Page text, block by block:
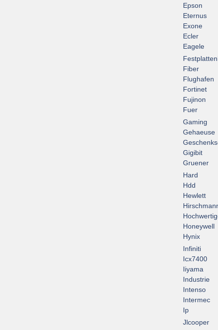
Epson
Eternus
Exone
Ecler
Eagele
Fiber
Flughafen
Fortinet
Fujinon
Fuer
Gaming
Gehaeuse
Gigibit
Gruener
Hard
Hdd
Hewlett
Honeywell
Hynix
Infiniti
Icx7400
Iiyama
Industrie
Intenso
Intermec
Ip
Jlcooper